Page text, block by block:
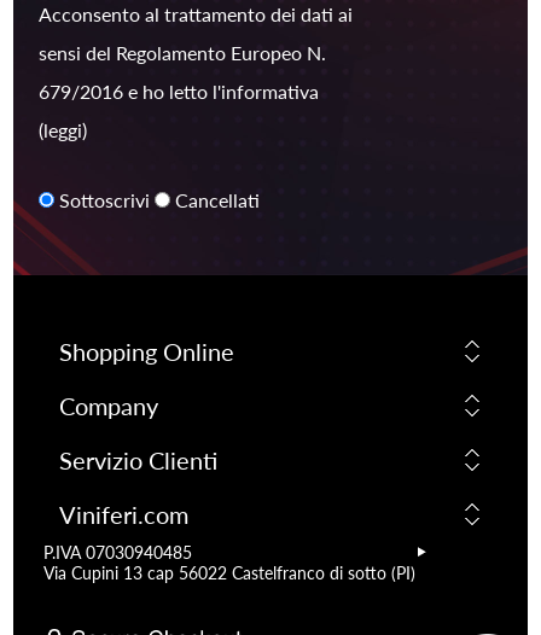
Acconsento al trattamento dei dati ai
sensi del Regolamento Europeo N.
679/2016 e ho letto l'informativa
(leggi)
Sottoscrivi Cancellati
Shopping Online
Company
Servizio Clienti
Viniferi.com
P.IVA 07030940485
Via Cupini 13 cap 56022 Castelfranco di sotto (PI)